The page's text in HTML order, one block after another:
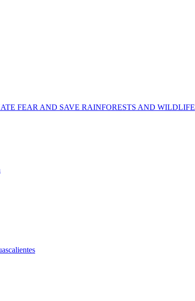
FEAR AND SAVE RAINFORESTS AND WILDLIFE